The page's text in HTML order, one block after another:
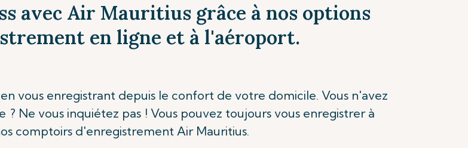
avec Air Mauritius grâce à nos options
en ligne et à l'aéroport.
vous enregistrant depuis le confort de votre domicile. Vous n'avez
Ne vous inquiétez pas ! Vous pouvez toujours vous enregistrer à
comptoirs d'enregistrement Air Mauritius.